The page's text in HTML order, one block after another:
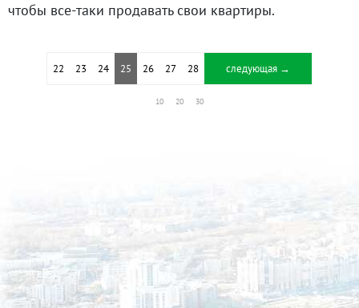
чтобы все-таки продавать свои квартиры.
22 23 24 25 26 27 28 следующая →
10 20 30